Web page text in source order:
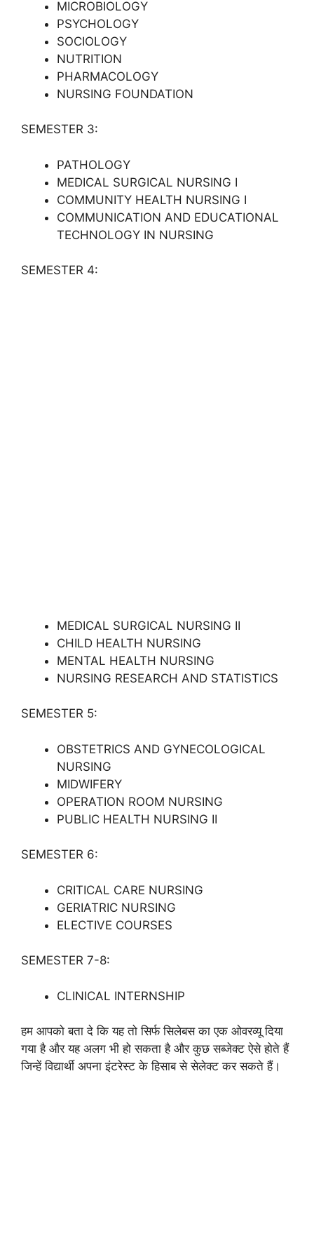
MICROBIOLOGY
PSYCHOLOGY
SOCIOLOGY
NUTRITION
PHARMACOLOGY
NURSING FOUNDATION
SEMESTER 3:
PATHOLOGY
MEDICAL SURGICAL NURSING I
COMMUNITY HEALTH NURSING I
COMMUNICATION AND EDUCATIONAL
TECHNOLOGY IN NURSING
SEMESTER 4:
MEDICAL SURGICAL NURSING II
CHILD HEALTH NURSING
MENTAL HEALTH NURSING
NURSING RESEARCH AND STATISTICS
SEMESTER 5:
OBSTETRICS AND GYNECOLOGICAL
NURSING
MIDWIFERY
OPERATION ROOM NURSING
PUBLIC HEALTH NURSING II
SEMESTER 6:
CRITICAL CARE NURSING
GERIATRIC NURSING
ELECTIVE COURSES
SEMESTER 7-8:
CLINICAL INTERNSHIP
हम आपको बता दे कि यह तो सिर्फ सिलेबस का एक ओवरव्यू दिया
गया है और यह अलग भी हो सकता है और कुछ सब्जेक्ट ऐसे होते हैं
जिन्हें विद्यार्थी अपना इंटरेस्ट के हिसाब से सेलेक्ट कर सकते हैं।